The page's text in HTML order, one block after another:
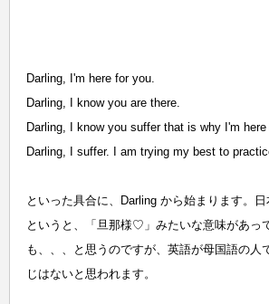
Darling, I'm here for you.
Darling, I know you are there.
Darling, I know you suffer that is why I'm
Darling, I suffer. I am trying my best to
といった具合に、Darling から始まります。日
というと、「旦那様♡」みたいな意味があっ
も、、、と思うのですが、英語が母国語の人
じはないと思われます。